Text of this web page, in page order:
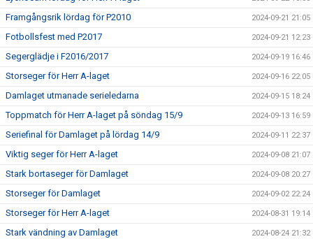
Framgångsrik lördag för P2010 2024-09-21 21:05
Fotbollsfest med P2017 2024-09-21 12:23
Segerglädje i F2016/2017 2024-09-19 16:46
Storseger för Herr A-laget 2024-09-16 22:05
Damlaget utmanade serieledarna 2024-09-15 18:24
Toppmatch för Herr A-laget på söndag 15/9 2024-09-13 16:59
Seriefinal för Damlaget på lördag 14/9 2024-09-11 22:37
Viktig seger för Herr A-laget 2024-09-08 21:07
Stark bortaseger för Damlaget 2024-09-08 20:27
Storseger för Damlaget 2024-09-02 22:24
Storseger för Herr A-laget 2024-08-31 19:14
Stark vändning av Damlaget 2024-08-24 21:32